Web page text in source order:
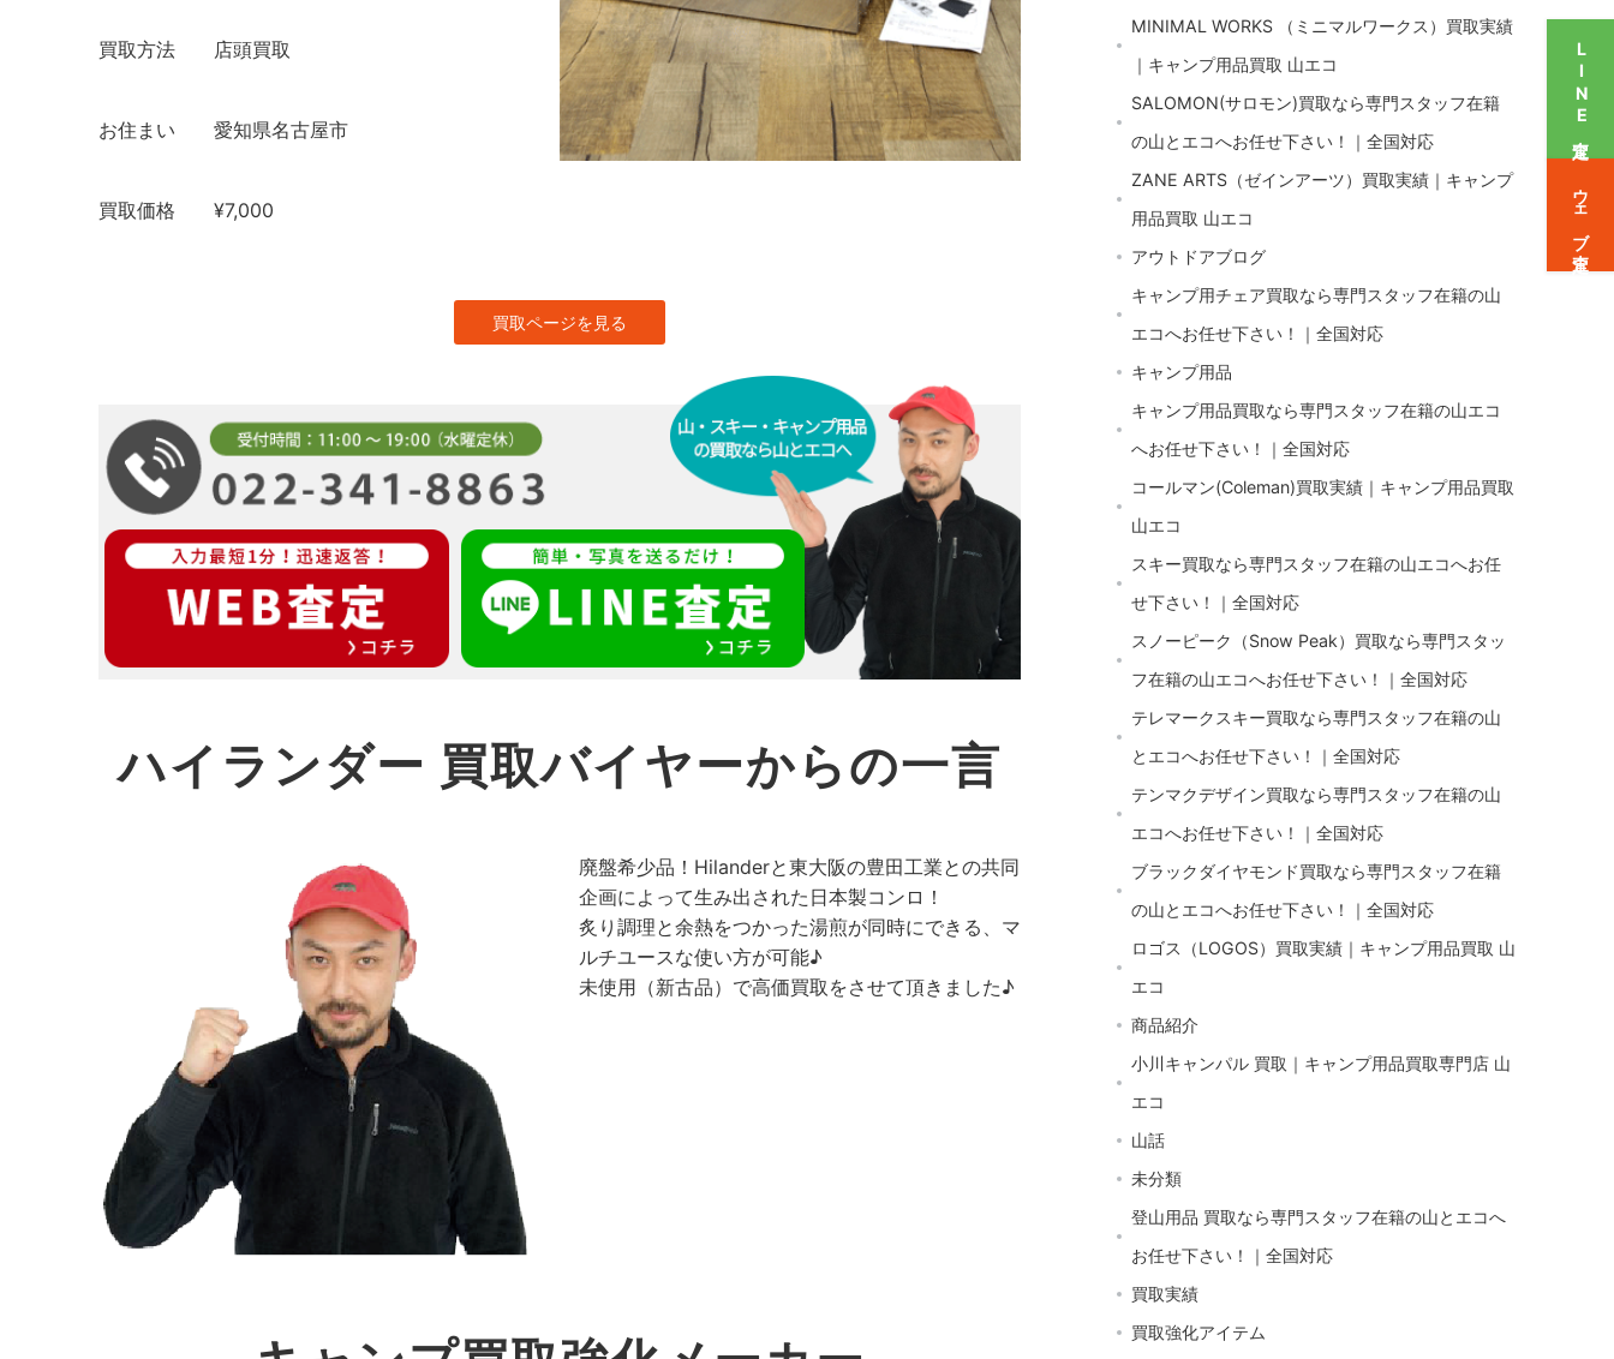
買取方法 店頭買取
お住まい 愛知県名古屋市
買取価格 ¥7,000
買取ページを見る
ハイランダー 買取バイヤーからの一言
廃盤希少品！Hilanderと東大阪の豊田工業との共同
企画によって生み出された日本製コンロ！
炙り調理と余熱をつかった湯煎が同時にできる、マ
ルチユースな使い方が可能♪
未使用（新古品）で高価買取をさせて頂きました♪
MINIMAL WORKS （ミニマルワークス）買取実績
｜キャンプ用品買取 山エコ
SALOMON(サロモン)買取なら専門スタッフ在籍
の山とエコへお任せ下さい！｜全国対応
ZANE ARTS（ゼインアーツ）買取実績｜キャンプ
用品買取 山エコ
アウトドアブログ
キャンプ用チェア買取なら専門スタッフ在籍の山
エコへお任せ下さい！｜全国対応
キャンプ用品
キャンプ用品買取なら専門スタッフ在籍の山エコ
へお任せ下さい！｜全国対応
コールマン(Coleman)買取実績｜キャンプ用品買取
山エコ
スキー買取なら専門スタッフ在籍の山エコへお任
せ下さい！｜全国対応
スノーピーク（Snow Peak）買取なら専門スタッ
フ在籍の山エコへお任せ下さい！｜全国対応
テレマークスキー買取なら専門スタッフ在籍の山
とエコへお任せ下さい！｜全国対応
テンマクデザイン買取なら専門スタッフ在籍の山
エコへお任せ下さい！｜全国対応
ブラックダイヤモンド買取なら専門スタッフ在籍
の山とエコへお任せ下さい！｜全国対応
ロゴス（LOGOS）買取実績｜キャンプ用品買取 山
エコ
商品紹介
小川キャンパル 買取｜キャンプ用品買取専門店 山
エコ
山話
未分類
登山用品 買取なら専門スタッフ在籍の山とエコへ
お任せ下さい！｜全国対応
買取実績
買取強化アイテム
LINE査定
ウェブ査定